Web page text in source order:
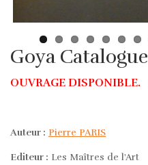
Goya Catalogue
OUVRAGE DISPONIBLE.
Auteur : Pierre PARIS
Editeur : Les Maîtres de l'Art